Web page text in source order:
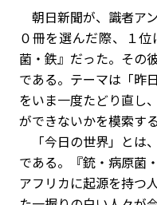
朝日新聞が、識者ア
０冊を選んだ際、１
菌・鉄』だった。その
である。テーマは「昨
をいま一度たどり直し
ができないかを模索す
「今日の世界」とは
である。『銃・病原菌
アフリカに起源を持つ